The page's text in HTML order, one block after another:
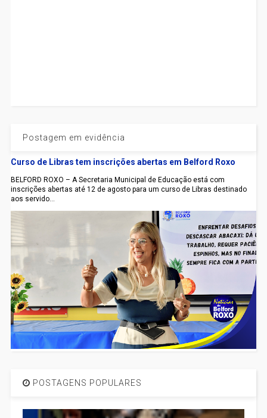
Postagem em evidência
Curso de Libras tem inscrições abertas em Belford Roxo
BELFORD ROXO – A Secretaria Municipal de Educação está com
inscrições abertas até 12 de agosto para um curso de Libras destinado
aos servido...
POSTAGENS POPULARES